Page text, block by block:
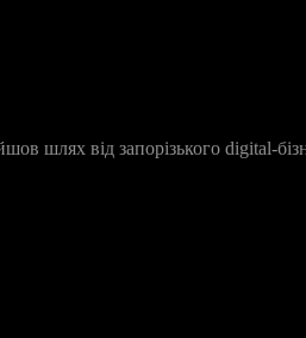
шлях від запорізького digital-